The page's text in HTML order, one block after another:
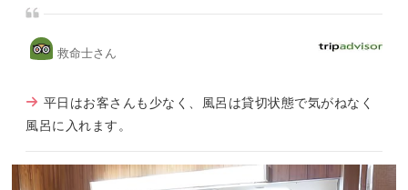
救命士さん
平日はお客さんも少なく、風呂は貸切状態で気がねなく
風呂に入れます。